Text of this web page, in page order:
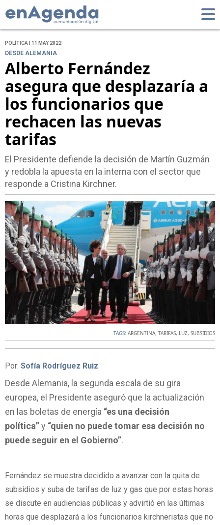
POLÍTICA | 11 MAY 2022
DESDE ALEMANIA
Alberto Fernández
asegura que desplazaría a
los funcionarios que
rechacen las nuevas
tarifas
El Presidente defiende la decisión de Martín Guzmán
y redobla la apuesta en la interna con el sector que
responde a Cristina Kirchner.
TAGS: ARGENTINA, TARIFAS, LUZ, SUBSIDIOS
Por: Sofía Rodríguez Ruiz
Desde Alemania, la segunda escala de su gira
europea, el Presidente aseguró que la actualización
en las boletas de energía “es una decisión
política”y “quien no puede tomar esa decisión no
puede seguir en el Gobierno”.
Fernández se muestra decidido a avanzar con la quita de
subsidios y suba de tarifas de luz y gas que por estas horas
se discute en audiencias públicas y advirtió en las últimas
horas que desplazará a los funcionarios kirchneristas que no